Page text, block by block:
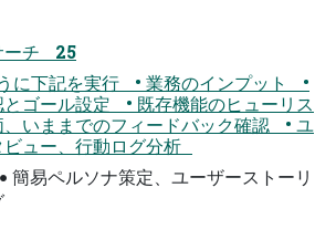
ーチ 25
に下記を実行 • 業務のインプット •
ゴール設定 • 既存機能のヒューリス
、いままでのフィードバック確認 • ユ
ュー、行動ログ分析
簡易ペルソナ策定、ユーザーストーリ